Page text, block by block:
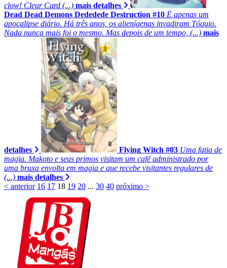
clow! Clear Card (...) mais detalhes
Dead Dead Demons Dededede Destruction #10 Ë apenas um
apocalipse diário. Há três anos, os alienígenas invadiram Tóquio.
Nada nunca mais foi o mesmo. Mas depois de um tempo, (...) mais
detalhes Flying Witch #03 Uma fatia de
magia. Makoto e seus primos visitam um café administrado por
uma bruxa envolta em magia e que recebe visitantes regulares de
(...) mais detalhes
< anterior 16 17 18 19 20 ... 30 40 próximo >